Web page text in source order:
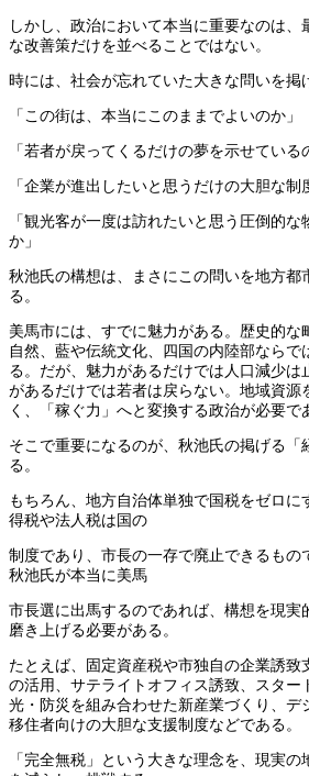
しかし、政治において本当に重要なのは、
な改善策だけを並べることではない。
時には、社会が忘れていた大きな問いを掲
「この街は、本当にこのままでよいのか」
「若者が戻ってくるだけの夢を示せている
「企業が進出したいと思うだけの大胆な制
「観光客が一度は訪れたいと思う圧倒的
か」
秋池氏の構想は、まさにこの問いを地方都
る。
美馬市には、すでに魅力がある。歴史的な
自然、藍や伝統文化、四国の内陸部ならで
る。だが、魅力があるだけでは人口減少は
があるだけでは若者は戻らない。地域資源
く、「稼ぐ力」へと変換する政治が必要で
そこで重要になるのが、秋池氏の掲げる「
る。
もちろん、地方自治体単独で国税をゼロに
得税や法人税は国の
制度であり、市長の一存で廃止できるもの
秋池氏が本当に美馬
市長選に出馬するのであれば、構想を現実
磨き上げる必要がある。
たとえば、固定資産税や市独自の企業誘致
の活用、サテライトオフィス誘致、スター
光・防災を組み合わせた新産業づくり、デ
移住者向けの大胆な支援制度などである。
「完全無税」という大きな理念を、現実